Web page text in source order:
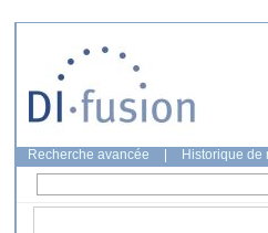
Recherche avancée Historique de